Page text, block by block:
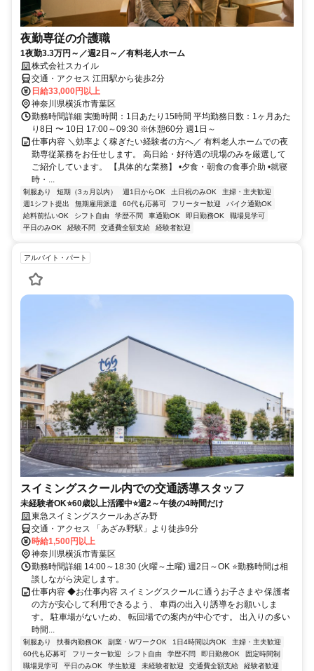
夜勤専従の介護職
1夜勤3.3万円～／週2日～／有料老人ホーム
株式会社スカイル
交通・アクセス 江田駅から徒歩2分
日給33,000円以上
神奈川県横浜市青葉区
勤務時間詳細 実働時間：1日あたり15時間 平均勤務日数：1ヶ月あた
り8日 〜 10日 17:00～09:30 ※休憩60分 週1日～
仕事内容 ＼効率よく稼ぎたい経験者の方へ／ 有料老人ホームでの夜
勤専従業務をお任せします。 高日給・好待遇の現場のみを厳選して
ご紹介しています。 【具体的な業務】 •夕食・朝食の食事介助 •就寝
時・...
制服あり 短期（3ヵ月以内） 週1日からOK 土日祝のみOK
主婦・主夫歓迎
週1シフト提出
無期雇用派遣 60代も応募可 フリーター歓迎
バイク通勤OK
給料前払いOK
シフト自由 学歴不問 車通勤OK 即日勤務OK
職場見学可
平日のみOK
経験不問 交通費全額支給 経験者歓迎
アルバイト・パート
スイミングスクール内での交通誘導スタッフ
未経験者OK⭐60歳以上活躍中⭐週2～午後の4時間だけ
東急スイミングスクールあざみ野
交通・アクセス 「あざみ野駅」より徒歩9分
時給1,500円以上
神奈川県横浜市青葉区
勤務時間詳細 14:00～18:30 (火曜～土曜) 週2日～OK ⭐勤務時間は相
談しながら決定します。
仕事内容 ◆お仕事内容 スイミングスクールに通うお子さまや 保護者
の方が安心して利用できるよう、 車両の出入り誘導をお願いしま
す。 駐車場がないため、 転回場での案内が中心です。 出入りの多い
時間...
制服あり 扶養内勤務OK 副業・WワークOK 1日4時間以内OK
主婦・主夫歓迎
60代も応募可
フリーター歓迎 シフト自由 学歴不問 即日勤務OK
固定時間制
職場見学可
平日のみOK 学生歓迎 未経験者歓迎 交通費全額支給
経験者歓迎